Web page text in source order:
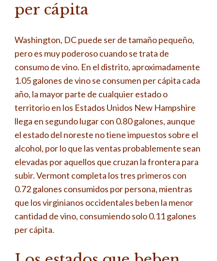
per cápita
Washington, DC puede ser de tamaño pequeño,
pero es muy poderoso cuando se trata de
consumo de vino. En el distrito, aproximadamente
1.05 galones de vino se consumen per cápita cada
año, la mayor parte de cualquier estado o
territorio en los Estados Unidos New Hampshire
llega en segundo lugar con 0.80 galones, aunque
el estado del noreste no tiene impuestos sobre el
alcohol, por lo que las ventas probablemente sean
elevadas por aquellos que cruzan la frontera para
subir. Vermont completa los tres primeros con
0.72 galones consumidos por persona, mientras
que los virginianos occidentales beben la menor
cantidad de vino, consumiendo solo 0.11 galones
per cápita.